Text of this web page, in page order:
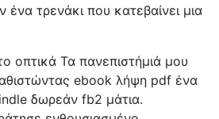
τρενάκι που κατεβαίνει μια
οπτικά Τα πανεπιστήμιά μου
ebook λήψη pdf ένα
δωρεάν fb2 μάτια.